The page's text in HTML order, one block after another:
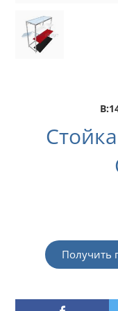
Получить